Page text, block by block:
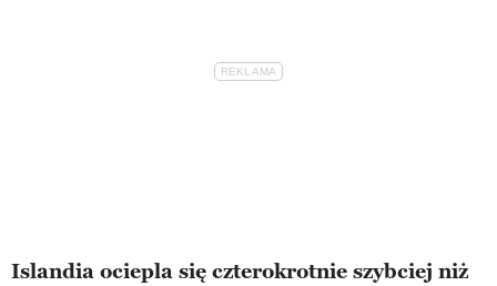
Islandia ociepla się czterokrotnie szybciej niż